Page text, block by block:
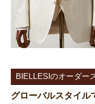
BIELLESIのオーダー
グローバルスタイル